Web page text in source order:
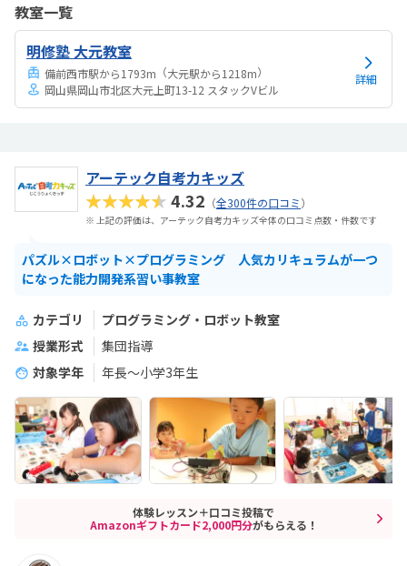
るとの話だったので集中力が持つかどうか気になった。月1度と思うと
月謝は高いと感じる。一人の生徒に二人の先生になる予定ですとのこ
とで贅沢すぎるなと思う反面一緒に学ぶ友達がいるともっと良いなと
思った。教材カリキュラムは問題ないが、教材が良い...
教室一覧
明修塾 大元教室
備前西市駅から1793m （大元駅から1218m）
岡山県岡山市北区大元上町13-12 スタックVビル
詳細
アーテック自考力キッズ
★★★★★4.32 （全300件の口コミ）
※ 上記の評価は、アーテック自考力キッズ全体の口コミ点数・件数です
パズル×ロボット×プログラミング 人気カリキュラムが一つ
になった能力開発系習い事教室
カテゴリ
プログラミング・ロボット教室
授業形式
集団指導
対象学年
年長～小学3年生
体験レッスン＋口コミ投稿で
Amazonギフトカード2,000円分がもらえる！